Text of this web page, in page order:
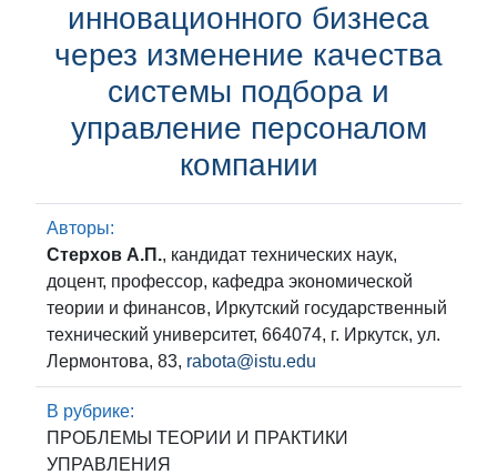
инновационного бизнеса
через изменение качества
системы подбора и
управление персоналом
компании
Авторы:
Стерхов А.П., кандидат технических наук,
доцент, профессор, кафедра экономической
теории и финансов, Иркутский государственный
технический университет, 664074, г. Иркутск, ул.
Лермонтова, 83, rabota@istu.edu
В рубрике:
ПРОБЛЕМЫ ТЕОРИИ И ПРАКТИКИ
УПРАВЛЕНИЯ